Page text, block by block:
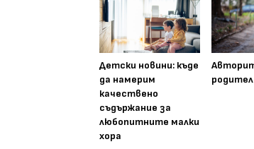
Детски новини: къде
да намерим
качествено
съдържание за
любопитните малки
хора